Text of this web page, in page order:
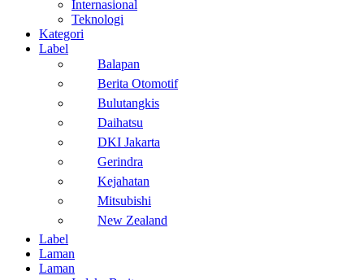
Internasional
Teknologi
Kategori
Label
Balapan
Berita Otomotif
Bulutangkis
Daihatsu
DKI Jakarta
Gerindra
Kejahatan
Mitsubishi
New Zealand
Label
Laman
Laman